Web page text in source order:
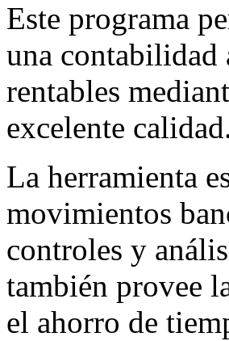
Este programa
una contabilidad
rentables
excelente
La herramienta
movimientos
controles y
también provee
el ahorro de